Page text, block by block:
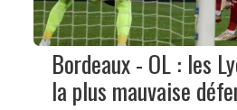
Bordeaux - OL : les
la plus mauvaise